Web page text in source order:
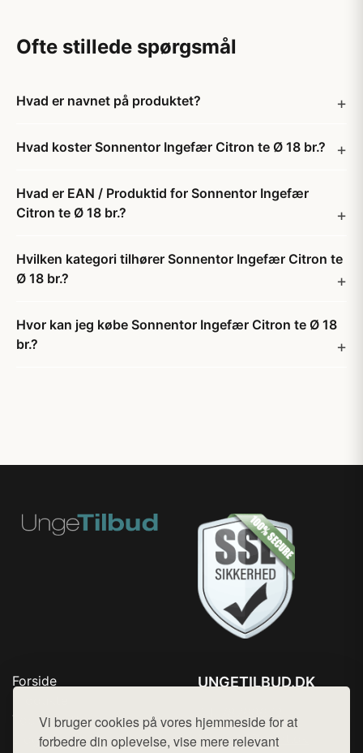
Vi bruger cookies på vores hjemmeside for at
forbedre din oplevelse, vise mere relevant
Ofte stillede spørgsmål
Hvad er navnet på produktet?
Hvad koster Sonnentor Ingefær Citron te Ø 18 br.?
Hvad er EAN / Produktid for Sonnentor Ingefær
Citron te Ø 18 br.?
Hvilken kategori tilhører Sonnentor Ingefær Citron te
Ø 18 br.?
Hvor kan jeg købe Sonnentor Ingefær Citron te Ø 18
br.?
Forside
Top Rabatter
Blog
UNGETILBUD.DK
Mail: hej@want.dk